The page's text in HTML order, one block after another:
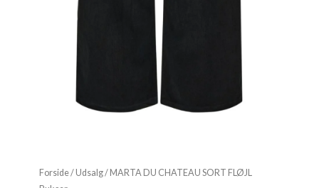
Forside/ Udsalg/ MARTA DU CHATEAU SORT FLØJL